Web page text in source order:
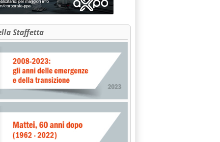
Staffetta